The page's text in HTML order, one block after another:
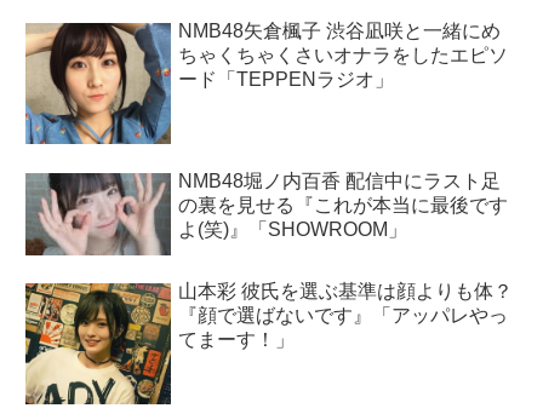
NMB48矢倉楓子 渋谷凪咲と一緒にめ
ちゃくちゃくさいオナラをしたエピソ
ード「TEPPENラジオ」
NMB48堀ノ内百香 配信中にラスト足
の裏を見せる『これが本当に最後です
よ(笑)』「SHOWROOM」
山本彩 彼氏を選ぶ基準は顔よりも体？
『顔で選ばないです』「アッパレやっ
てまーす！」